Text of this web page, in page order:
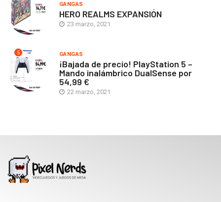
GANGAS
HERO REALMS EXPANSIÓN
23 marzo, 2021
5 GANGAS
¡Bajada de precio! PlayStation 5 –
Mando inalámbrico DualSense por
54,99 €
22 marzo, 2021